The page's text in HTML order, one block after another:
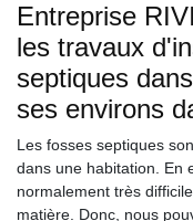
Entreprise
les travaux
septiques
ses environs
Les fosses septiques
dans une habitation. En
normalement très
matière. Donc, nous